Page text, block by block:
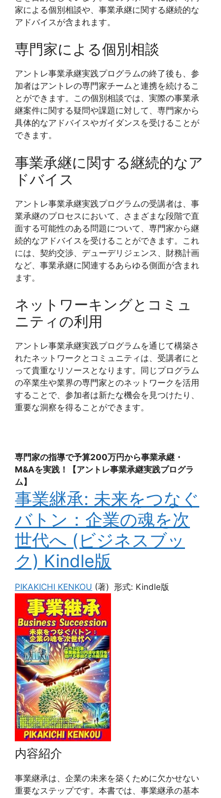
家による個別相談や、事業承継に関する継続的な
アドバイスが含まれます。
専門家による個別相談
アントレ事業承継実践プログラムの終了後も、参
加者はアントレの専門家チームと連携を続けるこ
とができます。この個別相談では、実際の事業承
継案件に関する疑問や課題に対して、専門家から
具体的なアドバイスやガイダンスを受けることが
できます。
事業承継に関する継続的なア
ドバイス
アントレ事業承継実践プログラムの受講者は、事
業承継のプロセスにおいて、さまざまな段階で直
面する可能性のある問題について、専門家から継
続的なアドバイスを受けることができます。これ
には、契約交渉、デューデリジェンス、財務計画
など、事業承継に関連するあらゆる側面が含まれ
ます。
ネットワーキングとコミュ
ニティの利用
アントレ事業承継実践プログラムを通じて構築さ
れたネットワークとコミュニティは、受講者にと
って貴重なリソースとなります。同じプログラム
の卒業生や業界の専門家とのネットワークを活用
することで、参加者は新たな機会を見つけたり、
重要な洞察を得ることができます。
専門家の指導で予算200万円から事業承継・
M&Aを実践！【アントレ事業承継実践プログラ
ム】
事業継承: 未来をつなぐ
バトン：企業の魂を次
世代へ (ビジネスブッ
ク) Kindle版
PIKAKICHI KENKOU (著) 形式: Kindle版
内容紹介
事業継承は、企業の未来を築くために欠かせない
重要なステップです。本書では、事業継承の基本